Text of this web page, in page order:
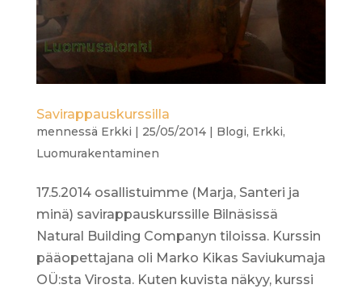
Savirappauskurssilla
mennessä Erkki | 25/05/2014| Blogi, Erkki,
Luomurakentaminen
17.5.2014 osallistuimme (Marja, Santeri ja
minä) savirappauskurssille Bilnäsissä
Natural Building Companyn tiloissa. Kurssin
pääopettajana oli Marko Kikas Saviukumaja
OÜ:sta Virosta. Kuten kuvista näkyy, kurssi